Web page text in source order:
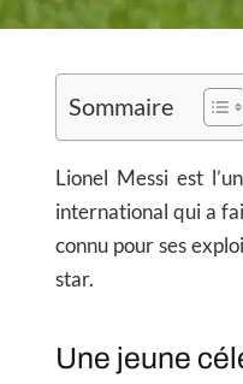
Sommaire
Lionel Messi est
international qui a
connu pour ses
star.
Une jeune